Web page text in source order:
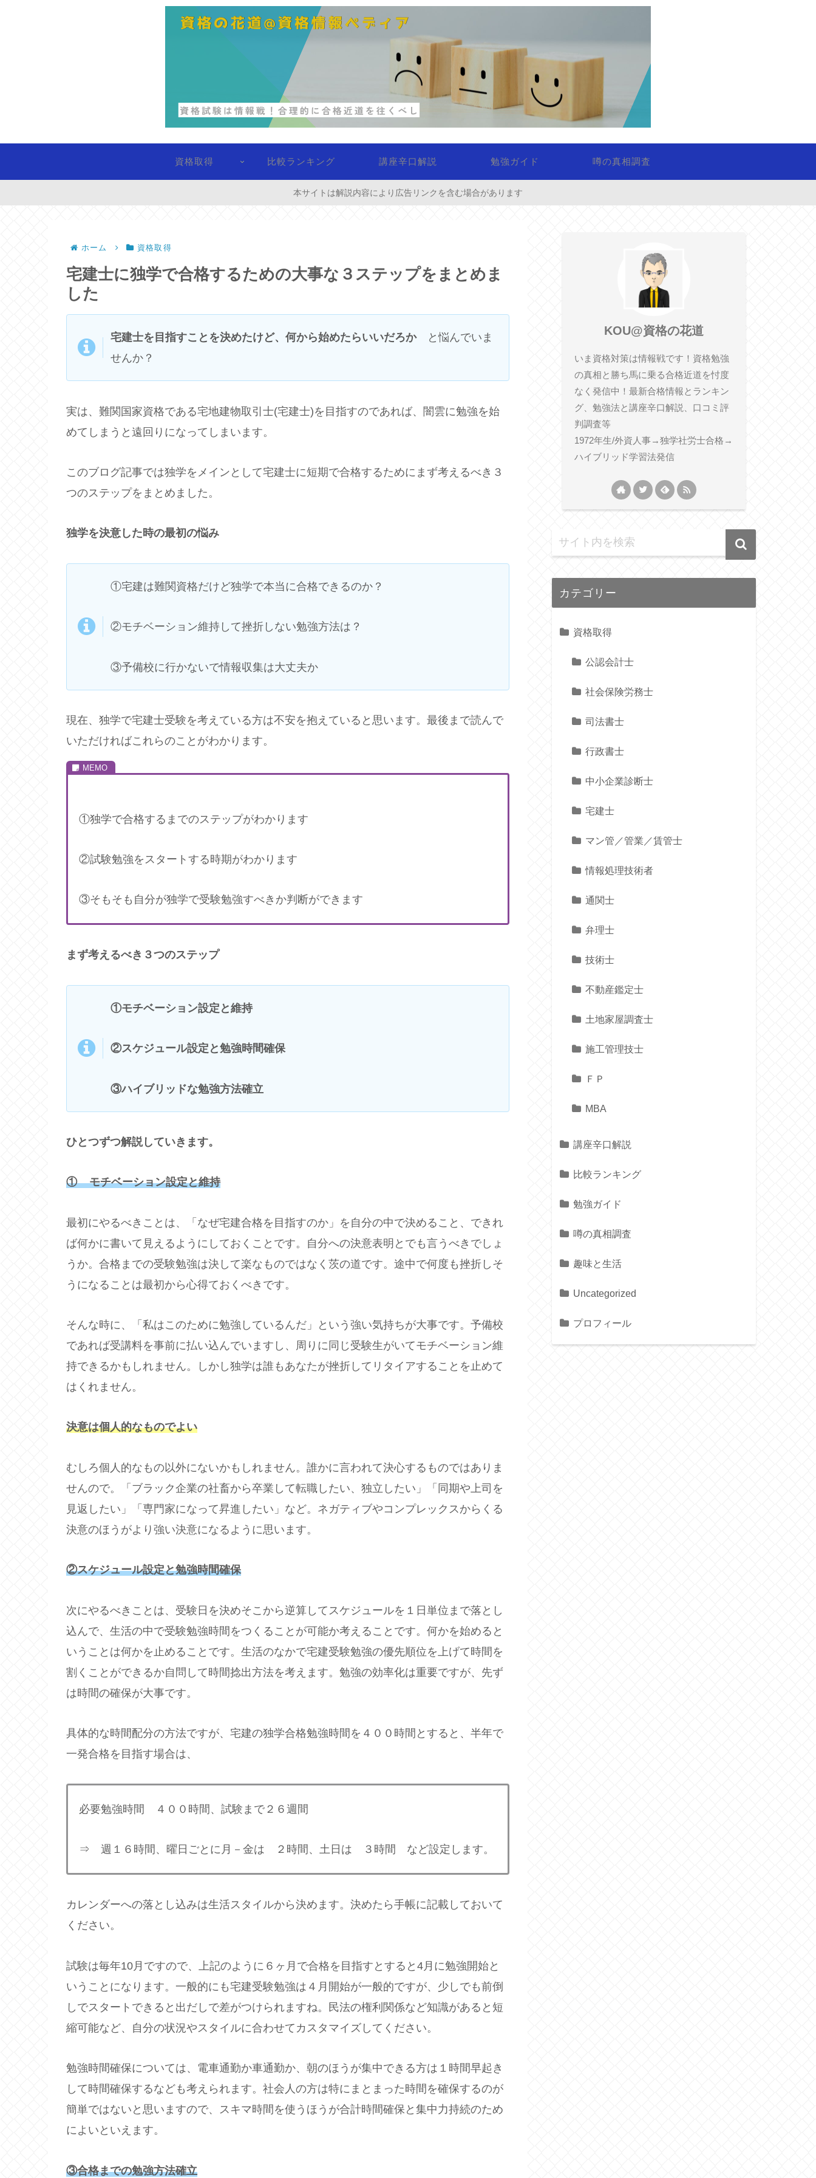
資格取得 比較ランキング 講座辛口解説 勉強ガイド 噂の真相調査
本サイトは解説内容により広告リンクを含む場合があります
ホーム 資格取得
宅建士に独学で合格するための大事な３ステップをまとめま
した
宅建士を目指すことを決めたけど、何から始めたらいいだろかと悩んでいま
せんか？
実は、難関国家資格である宅地建物取引士(宅建士)を目指すのであれば、闇雲に勉強を始
めてしまうと遠回りになってしまいます。
このブログ記事では独学をメインとして宅建士に短期で合格するためにまず考えるべき３
つのステップをまとめました。
独学を決意した時の最初の悩み
①宅建は難関資格だけど独学で本当に合格できるのか？
②モチベーション維持して挫折しない勉強方法は？
③予備校に行かないで情報収集は大丈夫か
現在、独学で宅建士受験を考えている方は不安を抱えていると思います。最後まで読んで
いただければこれらのことがわかります。
①独学で合格するまでのステップがわかります
②試験勉強をスタートする時期がわかります
③そもそも自分が独学で受験勉強すべきか判断ができます
まず考えるべき３つのステップ
①モチベーション設定と維持
②スケジュール設定と勉強時間確保
③ハイブリッドな勉強方法確立
ひとつずつ解説していきます。
① モチベーション設定と維持
最初にやるべきことは、「なぜ宅建合格を目指すのか」を自分の中で決めること、できれ
ば何かに書いて見えるようにしておくことです。自分への決意表明とでも言うべきでしょ
うか。合格までの受験勉強は決して楽なものではなく茨の道です。途中で何度も挫折しそ
うになることは最初から心得ておくべきです。
そんな時に、「私はこのために勉強しているんだ」という強い気持ちが大事です。予備校
であれば受講料を事前に払い込んでいますし、周りに同じ受験生がいてモチベーション維
持できるかもしれません。しかし独学は誰もあなたが挫折してリタイアすることを止めて
はくれません。
決意は個人的なものでよい
むしろ個人的なもの以外にないかもしれません。誰かに言われて決心するものではありま
せんので。「ブラック企業の社畜から卒業して転職したい、独立したい」「同期や上司を
見返したい」「専門家になって昇進したい」など。ネガティブやコンプレックスからくる
決意のほうがより強い決意になるように思います。
②スケジュール設定と勉強時間確保
次にやるべきことは、受験日を決めそこから逆算してスケジュールを１日単位まで落とし
込んで、生活の中で受験勉強時間をつくることが可能か考えることです。何かを始めると
いうことは何かを止めることです。生活のなかで宅建受験勉強の優先順位を上げて時間を
割くことができるか自問して時間捻出方法を考えます。勉強の効率化は重要ですが、先ず
は時間の確保が大事です。
具体的な時間配分の方法ですが、宅建の独学合格勉強時間を４００時間とすると、半年で
一発合格を目指す場合は、
必要勉強時間 ４００時間、試験まで２６週間
⇒ 週１６時間、曜日ごとに月－金は ２時間、土日は ３時間 など設定します。
カレンダーへの落とし込みは生活スタイルから決めます。決めたら手帳に記載しておいて
ください。
試験は毎年10月ですので、上記のように６ヶ月で合格を目指すとすると4月に勉強開始と
いうことになります。一般的にも宅建受験勉強は４月開始が一般的ですが、少しでも前倒
しでスタートできると出だしで差がつけられますね。民法の権利関係など知識があると短
縮可能など、自分の状況やスタイルに合わせてカスタマイズしてください。
勉強時間確保については、電車通勤か車通勤か、朝のほうが集中できる方は１時間早起き
して時間確保するなども考えられます。社会人の方は特にまとまった時間を確保するのが
簡単ではないと思いますので、スキマ時間を使うほうが合計時間確保と集中力持続のため
によいといえます。
③合格までの勉強方法確立
KOU@資格の花道
いま資格対策は情報戦です！資格勉強
の真相と勝ち馬に乗る合格近道を忖度
なく発信中！最新合格情報とランキン
グ、勉強法と講座辛口解説、口コミ評
判調査等
1972年生/外資人事→独学社労士合格→
ハイブリッド学習法発信
カテゴリー
資格取得
公認会計士
社会保険労務士
司法書士
行政書士
中小企業診断士
宅建士
マン管／管業／賃管士
情報処理技術者
通関士
弁理士
技術士
不動産鑑定士
土地家屋調査士
施工管理技士
ＦＰ
MBA
講座辛口解説
比較ランキング
勉強ガイド
噂の真相調査
趣味と生活
Uncategorized
プロフィール